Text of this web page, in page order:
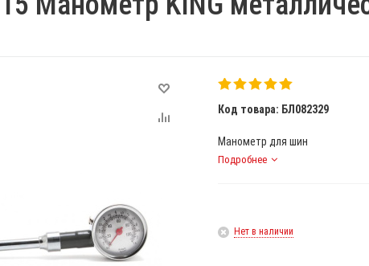
Код товара: БЛ082329
Манометр для шин
Подробнее
Нет в наличии